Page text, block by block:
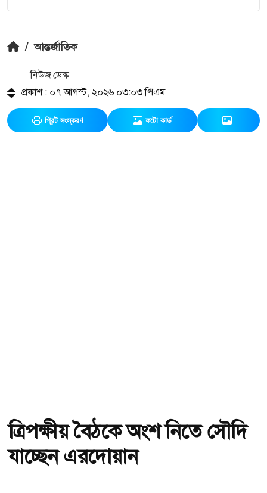
/ আন্তর্জাতিক
নিউজ ডেস্ক
প্রকাশ : ০৭ আগস্ট, ২০২৬ ০৩:০৩ পিএম
প্রিন্ট সংস্করণ ফটো কার্ড
ত্রিপক্ষীয় বৈঠকে অংশ নিতে সৌদি
যাচ্ছেন এরদোয়ান